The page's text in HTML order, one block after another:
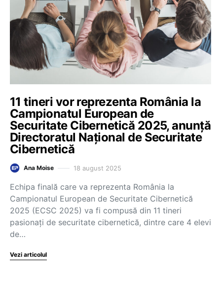
11 tineri vor reprezenta România la
Campionatul European de
Securitate Cibernetică 2025, anunță
Directoratul Național de Securitate
Cibernetică
Ana Moise 18 august 2025
Echipa finală care va reprezenta România la
Campionatul European de Securitate Cibernetică
2025 (ECSC 2025) va fi compusă din 11 tineri
pasionaţi de securitate cibernetică, dintre care 4 elevi
de…
Vezi articolul